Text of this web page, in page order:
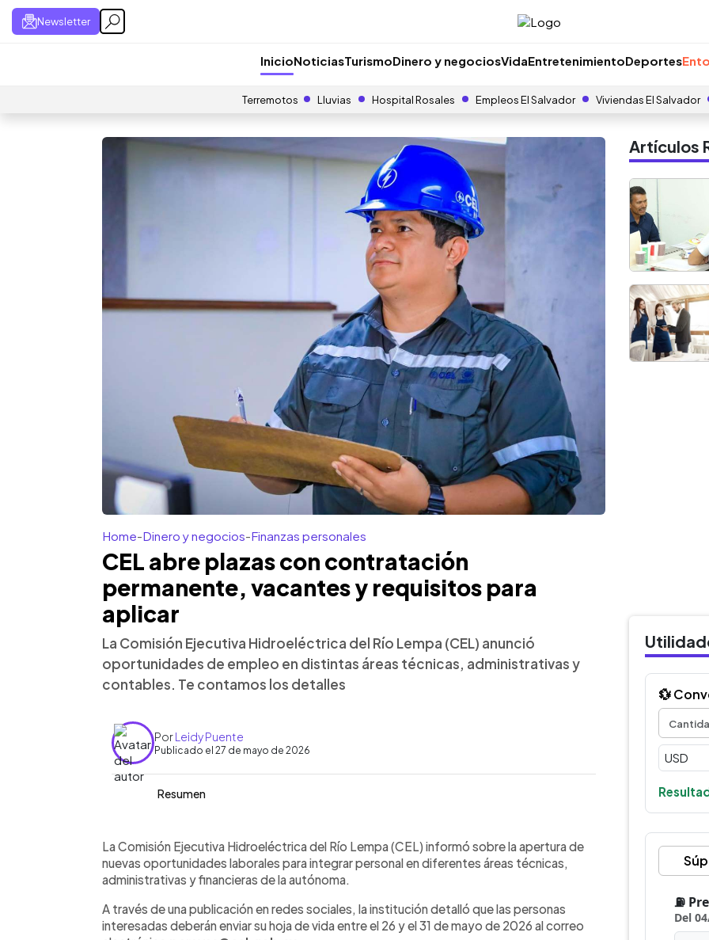
Newsletter
InicioNoticiasTurismoDinero y negociosVidaEntretenimientoDeportes
Terremotos Lluvias Hospital Rosales Empleos El Salvador Viviendas El Salvador
Home-Dinero y negocios-Finanzas personales
CEL abre plazas con contratación
permanente, vacantes y requisitos para
aplicar
La Comisión Ejecutiva Hidroeléctrica del Río Lempa (CEL) anunció
oportunidades de empleo en distintas áreas técnicas, administrativas y
contables. Te contamos los detalles
PorLeidy Puente
Publicado el 27 de mayo de 2026
Resumen
► Escuchar artículo
La Comisión Ejecutiva Hidroeléctrica del Río Lempa (CEL) anunció nuevas
oportunidades laborales para profesionales en distintas áreas. Las plazas
disponibles son para Analista Contable, Analista de Auditoría, Analista
autónoma informó que las contrataciones serán permanentes y que los
interesados deberán enviar su hoja de vida entre el 26 y el 31 de mayo de
La Comisión Ejecutiva Hidroeléctrica del Río Lempa (CEL) informó sobre la apertura de
nuevas oportunidades laborales para integrar personal en diferentes áreas técnicas,
administrativas y financieras de la autónoma.
A través de una publicación en redes sociales, la institución detalló que las personas
interesadas deberán enviar su hoja de vida entre el 26 y el 31 de mayo de 2026 al correo
Artículos
💱